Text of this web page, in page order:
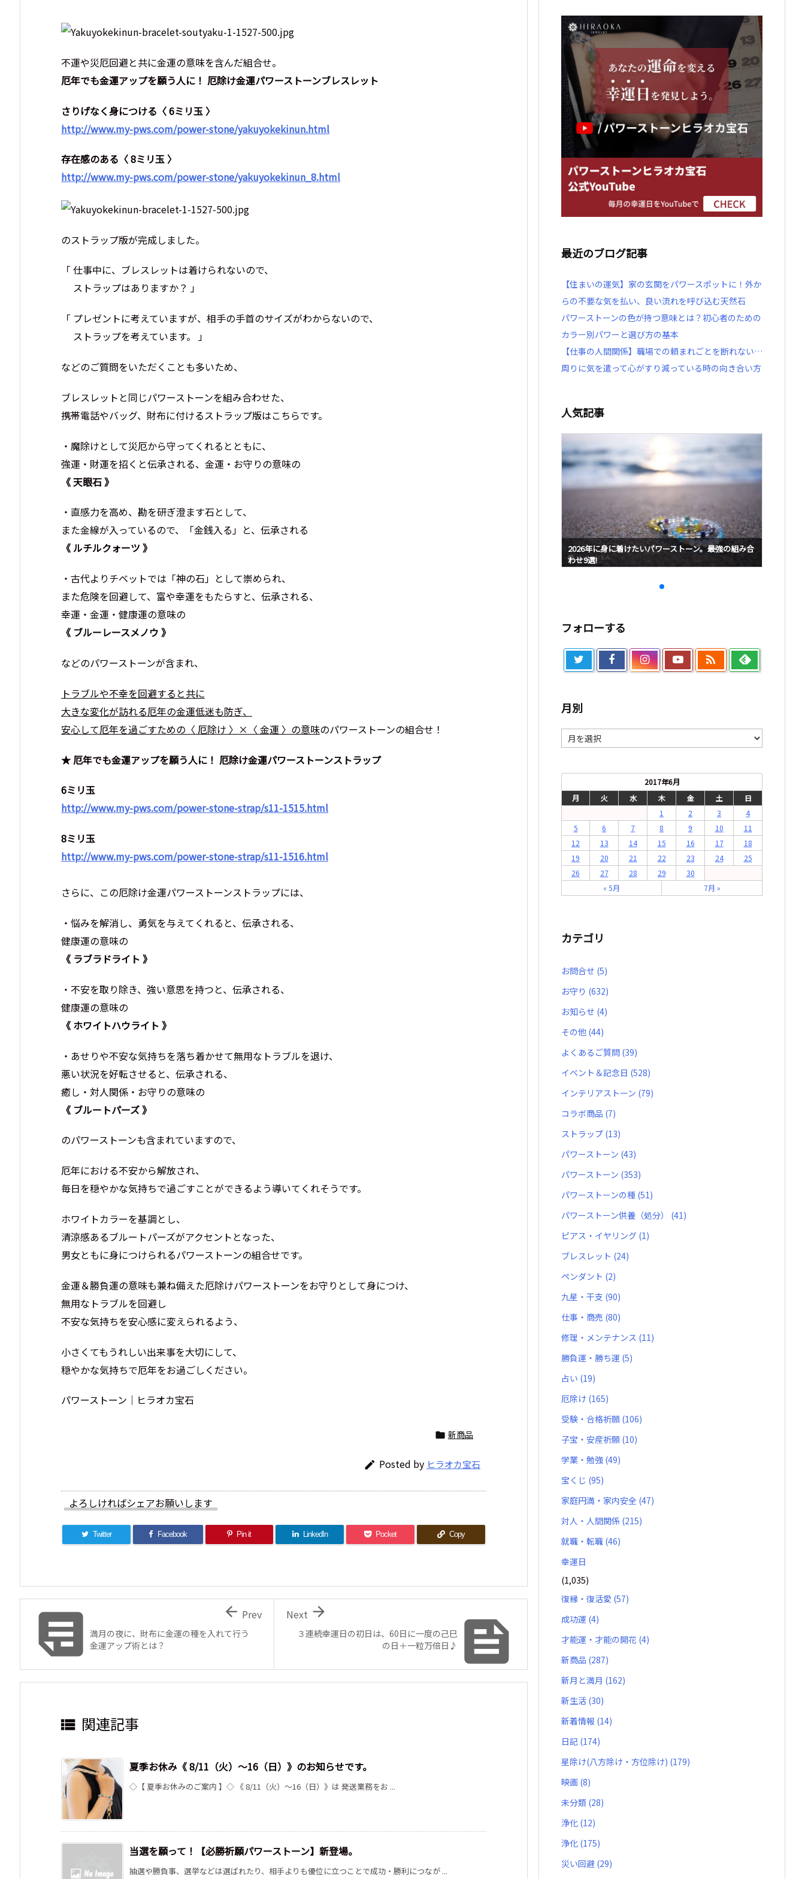
不運や災厄回避と共に金運の意味を含んだ組合せ。
厄年でも金運アップを願う人に！ 厄除け金運パワーストーンブレスレット
さりげなく身につける〈 6ミリ玉 〉
http://www.my-pws.com/power-stone/yakuyokekinun.html
存在感のある〈 8ミリ玉 〉
http://www.my-pws.com/power-stone/yakuyokekinun_8.html
のストラップ版が完成しました。
「 仕事中に、ブレスレットは着けられないので、
ストラップはありますか？ 」
「 プレゼントに考えていますが、相手の手首のサイズがわからないので、
ストラップを考えています。 」
などのご質問をいただくことも多いため、
ブレスレットと同じパワーストーンを組み合わせた、
携帯電話やバッグ、財布に付けるストラップ版はこちらです。
・魔除けとして災厄から守ってくれるとともに、
強運・財運を招くと伝承される、金運・お守りの意味の
《 天眼石 》
・直感力を高め、勘を研ぎ澄ます石として、
また金線が入っているので、「金銭入る」と、伝承される
《 ルチルクォーツ 》
・古代よりチベットでは「神の石」として崇められ、
また危険を回避して、富や幸運をもたらすと、伝承される、
幸運・金運・健康運の意味の
《 ブルーレースメノウ 》
などのパワーストーンが含まれ、
トラブルや不幸を回避すると共に
大きな変化が訪れる厄年の金運低迷も防ぎ、
安心して厄年を過ごすための〈 厄除け 〉×〈 金運 〉の意味のパワーストーンの組合せ！
★ 厄年でも金運アップを願う人に！ 厄除け金運パワーストーンストラップ
6ミリ玉
http://www.my-pws.com/power-stone-strap/s11-1515.html
8ミリ玉
http://www.my-pws.com/power-stone-strap/s11-1516.html
さらに、この厄除け金運パワーストーンストラップには、
・悩みを解消し、勇気を与えてくれると、伝承される、
健康運の意味の
《 ラブラドライト 》
・不安を取り除き、強い意思を持つと、伝承される、
健康運の意味の
《 ホワイトハウライト 》
・あせりや不安な気持ちを落ち着かせて無用なトラブルを退け、
悪い状況を好転させると、伝承される、
癒し・対人関係・お守りの意味の
《 ブルートパーズ 》
のパワーストーンも含まれていますので、
厄年における不安から解放され、
毎日を穏やかな気持ちで過ごすことができるよう導いてくれそうです。
ホワイトカラーを基調とし、
清涼感あるブルートパーズがアクセントとなった、
男女ともに身につけられるパワーストーンの組合せです。
金運＆勝負運の意味も兼ね備えた厄除けパワーストーンをお守りとして身につけ、
無用なトラブルを回避し
不安な気持ちを安心感に変えられるよう、
小さくてもうれしい出来事を大切にして、
穏やかな気持ちで厄年をお過ごしください。
パワーストーン｜ヒラオカ宝石
 新商品
 Posted by ヒラオカ宝石
よろしければシェアお願いします
Twitter Facebook Pin it LinkedIn Pocket Copy

３連続幸運日の初日は、60日に一度の己巳
の日＋一粒万倍日♪

Next
満月の夜に、財布に金運の種を入れて行う
金運アップ術とは？
 Prev
 関連記事
夏季お休み《 8/11（火）～16（日）》のお知らせです。
◇【 夏季お休みのご案内 】◇ 《 8/11（火）～16（日）》は 発送業務をお ...
当選を願って！【必勝祈願パワーストーン】新登場。
抽選や勝負事、選挙などは選ばれたり、相手よりも優位に立つことで成功・勝利につなが ...
最近のブログ記事
【住まいの運気】家の玄関をパワースポットに！外か
らの不要な気を払い、良い流れを呼び込む天然石
パワーストーンの色が持つ意味とは？初心者のための
カラー別パワーと選び方の基本
【仕事の人間関係】職場での頼まれごとを断れない…
周りに気を遣って心がすり減っている時の向き合い方
人気記事
2026年に身に着けたいパワーストーン。最強の組み合
わせ9選!
フォローする

月別
別
2017年6月
月
火 水 木 金 土
日
1
2 3
4
5
6 7 8 9 10
11
12
13 14 15 16 17
18
19
20 21 22 23 24
25
26
27 28 29
30
« 5月
7月 »
カテゴリ
お問合せ (5)
お守り (632)
お知らせ (4)
その他 (44)
よくあるご質問 (39)
イベント＆記念日 (528)
インテリアストーン (79)
コラボ商品 (7)
ストラップ (13)
パワーストーン (43)
パワーストーン (353)
パワーストーンの種 (51)
パワーストーン供養（処分） (41)
ピアス・イヤリング (1)
ブレスレット (24)
ペンダント (2)
九星・干支 (90)
仕事・商売 (80)
修理・メンテナンス (11)
勝負運・勝ち運 (5)
占い (19)
厄除け (165)
受験・合格祈願 (106)
子宝・安産祈願 (10)
学業・勉強 (49)
宝くじ (95)
家庭円満・家内安全 (47)
対人・人間関係 (215)
就職・転職 (46)
幸運日
(1,035)
復縁・復活愛 (57)
成功運 (4)
才能運・才能の開花 (4)
新商品 (287)
新月と満月 (162)
新生活 (30)
新着情報 (14)
日記 (174)
星除け(八方除け・方位除け) (179)
映画 (8)
未分類 (28)
浄化 (12)
浄化 (175)
災い回避 (29)